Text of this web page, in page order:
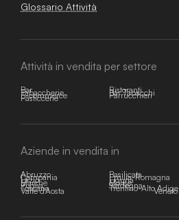
Glossario Attività
Attività in vendita per settore
Bar Ristoranti
Tabaccherie Bar Tabacchi
E-commerce Parrucchieri
Pasticcerie
Aziende in vendita in
Abruzzo Basilicata
Campania Emilia-Romagna
Lazio Liguria
Marche Molise
Puglia Sardegna
Toscana Trentino-Alto Adige
Valle d'Aosta Veneto